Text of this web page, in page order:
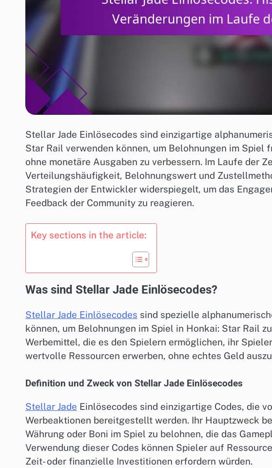
Stellar Jade Einlösecodes sind einzigartige
Star Rail verwenden können, um Belohnungen im Spiel
ohne monetäre Ausgaben zu verbessern. Im Laufe der
Verteilungshäufigkeit, Belohnungswert und
Strategien der Entwickler widerspiegelt, um das
Feedback der Community zu reagieren.
Key sections in the article:
Was sind Stellar Jade Einlösecodes?
Stellar Jade Einlösecodes sind spezielle
können, um Belohnungen im Spiel in Honkai: Star Rail
Werbemittel, die es den Spielern ermöglichen, ihr
wertvolle Ressourcen erwerben, ohne echtes Geld
Definition und Zweck von Stellar Jade Einlösecodes
Stellar Jade Einlösecodes sind einzigartige Codes, die
Werbeaktionen bereitgestellt werden. Ihr Hauptzweck
Währung oder Boni im Spiel zu belohnen, die das
Verwendung dieser Codes können Spieler auf
Zeit- oder finanzielle Investitionen erfordern würden.